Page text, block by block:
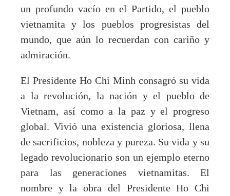
un profundo vacío en el Partido, el pueblo
vietnamita y los pueblos progresistas del
mundo, que aún lo recuerdan con cariño y
admiración.
El Presidente Ho Chi Minh consagró su vida
a la revolución, la nación y el pueblo de
Vietnam, así como a la paz y el progreso
global. Vivió una existencia gloriosa, llena
de sacrificios, nobleza y pureza. Su vida y su
legado revolucionario son un ejemplo eterno
para las generaciones vietnamitas. El
nombre y la obra del Presidente Ho Chi